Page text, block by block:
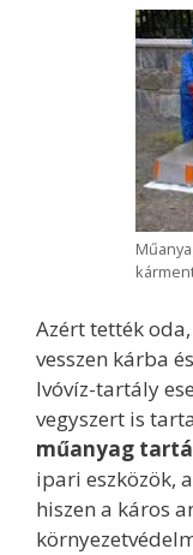
Azért tették
vesszen kárba
Ivóvíz-tartály
vegyszert is
műanyag
ipari eszközök,
hiszen a káros